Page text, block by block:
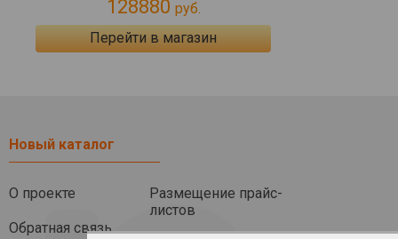
128880 руб.
Перейти в магазин
Новый каталог
О проекте
Обратная связь
Размещение прайс-
листов